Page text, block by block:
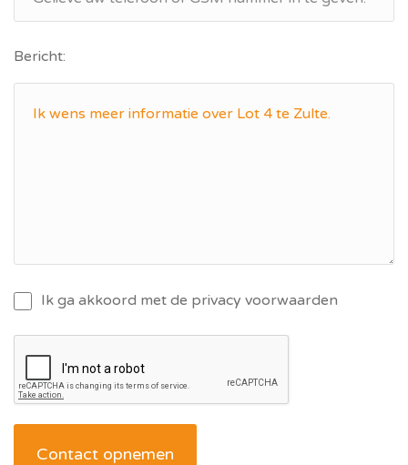
Bericht:
Ik ga akkoord met de privacy voorwaarden
Contact opnemen